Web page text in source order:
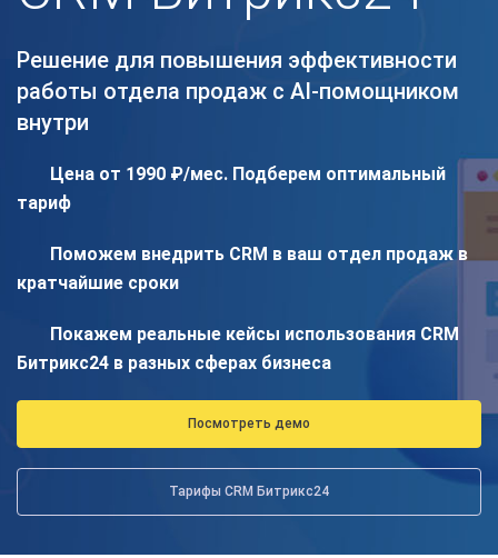
Решение для повышения эффективности
работы отдела продаж с AI-помощником
внутри
Цена от 1990 ₽/мес. Подберем оптимальный
тариф
Поможем внедрить CRM в ваш отдел продаж в
кратчайшие сроки
Покажем реальные кейсы использования CRM
Битрикс24 в разных сферах бизнеса
Посмотреть демо
Тарифы CRM Битрикс24